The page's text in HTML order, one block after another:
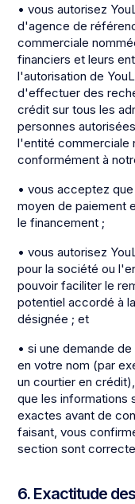
• vous autorisez
d'agence de
commerciale
financiers et leurs
l'autorisation de
d'effectuer des
crédit sur tous les
personnes
l'entité commerciale
conformément à
• vous acceptez
moyen de paiement
le financement ;
• vous autorisez
pour la société ou
pouvoir faciliter le
potentiel accordé à
désignée ; et
• si une demande
en votre nom (par
un courtier en
que les informations
exactes avant de
faisant, vous
section sont
6. Exactitude